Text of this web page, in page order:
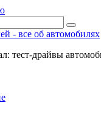
- все об автомобилях
тест-драйвы